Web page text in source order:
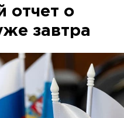
отчет о
завтра